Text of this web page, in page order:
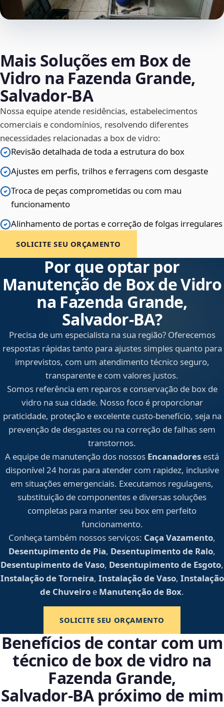
Mais Soluções em Box de
Vidro na Fazenda Grande,
Salvador‑BA
Nossa equipe atende residências, estabelecimentos
comerciais e condomínios, resolvendo diferentes
necessidades relacionadas a box de vidro:
Revisão detalhada de toda a estrutura do box
Ajustes em perfis, trilhos e ferragens com desgaste
Troca de peças comprometidas ou com mau
funcionamento
Alinhamento de portas e correção de folgas irregulares
SOLICITE SEU ORÇAMENTO
Por que optar por
Manutenção de Box de Vidro
na Fazenda Grande,
Salvador‑BA?
Precisa de um especialista na sua região? Oferecemos
respostas rápidas tanto para ajustes simples quanto para
imprevistos, com um atendimento técnico seguro,
transparente e com valores justos.
Somos referência em reparos e conservação de box de
vidro na sua cidade. Nosso foco é proporcionar
praticidade, proteção e excelente custo-benefício, seja na
prevenção de desgastes ou na correção de falhas sem
transtornos.
A equipe de manutenção dos nossos Encanadores está
disponível 24 horas para atender com rapidez, inclusive
em situações emergenciais. Executamos regulagens,
substituição de componentes e diversas soluções
completas para manter seu box em perfeito
funcionamento.
Conheça também nossos serviços: Caça Vazamento,
Desentupimento de Pia, Desentupimento de Ralo,
Desentupimento de Vaso, Desentupimento de Esgoto,
Instalação de Torneira, Instalação de Vaso, Instalação
de Chuveiro e Manutenção de Box.
SOLICITE SEU ORÇAMENTO
Benefícios de contar com um
técnico de box de vidro na
Fazenda Grande,
Salvador‑BA próximo de mim